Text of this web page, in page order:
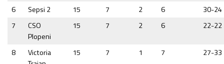
6 Sepsi 2 15 7 2 6
30-24
7
CSO
Plopeni
15 7 2 6 22-22
8
Victoria
15 7 1 7 27-33